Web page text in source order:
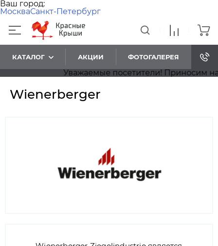
Ваш город:
МоскваСанкт-Петербург
КАТАЛОГ АКЦИИ ФОТОГАЛЕРЕЯ
Уважаемые посетители! Приносим
Wienerberger